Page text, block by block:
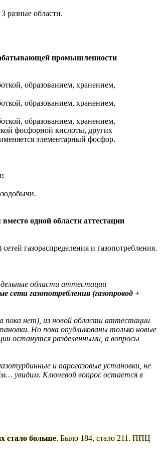
разные области.
промышленности
образованием, хранением,
образованием, хранением,
образованием, хранением,
фосфорной кислоты, других
элементарный фосфор.
одной области аттестации
газораспределения и газопотребления.
области аттестации
сети газопотребления (газопровод +
пока нет), из новой области аттестации
Но пока опубликованы только новые
останутся разделенными, а вопросы
и парогазовые установки, не
увидим. Ключевой вопрос остается в
стало больше. Было 184, стало 211. ППЦ